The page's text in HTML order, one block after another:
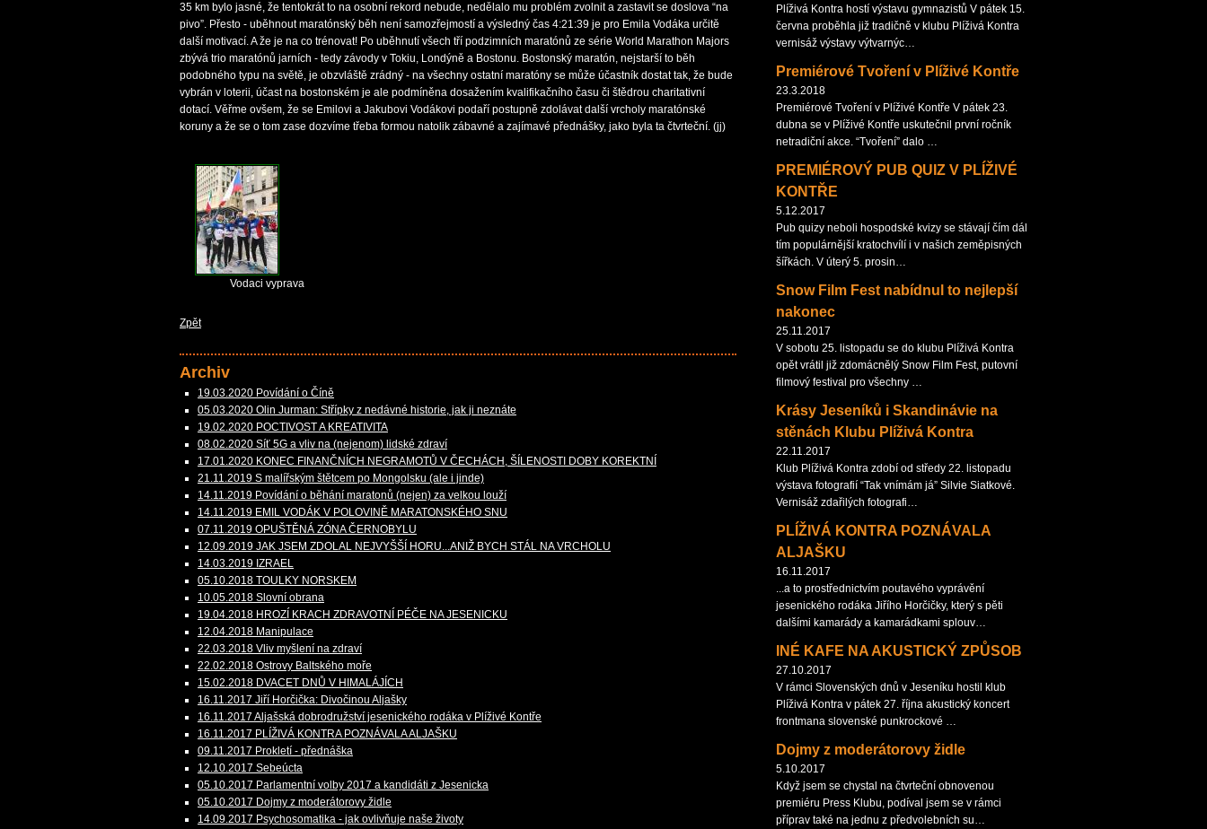
35 km bylo jasné, že tentokrát to na osobní rekord nebude, nedělalo mu problém zvolnit a zastavit se doslova “na
pivo”. Přesto - uběhnout maratónský běh není samozřejmostí a výsledný čas 4:21:39 je pro Emila Vodáka určitě
další motivací. A že je na co trénovat! Po uběhnutí všech tří podzimních maratónů ze série World Marathon Majors
zbývá trio maratónů jarních - tedy závody v Tokiu, Londýně a Bostonu. Bostonský maratón, nejstarší to běh
podobného typu na světě, je obzvláště zrádný - na všechny ostatní maratóny se může účastník dostat tak, že bude
vybrán v loterii, účast na bostonském je ale podmíněna dosažením kvalifikačního času či štědrou charitativní
dotací. Věřme ovšem, že se Emilovi a Jakubovi Vodákovi podaří postupně zdolávat další vrcholy maratónské
koruny a že se o tom zase dozvíme třeba formou natolik zábavné a zajímavé přednášky, jako byla ta čtvrteční. (jj)
Vodaci vyprava
Zpět
Archiv
19.03.2020 Povídání o Číně
05.03.2020 Olin Jurman: Střípky z nedávné historie, jak ji neznáte
19.02.2020 POCTIVOST A KREATIVITA
08.02.2020 Síť 5G a vliv na (nejenom) lidské zdraví
17.01.2020 KONEC FINANČNÍCH NEGRAMOTŮ V ČECHÁCH, ŠÍLENOSTI DOBY KOREKTNÍ
21.11.2019 S malířským štětcem po Mongolsku (ale i jinde)
14.11.2019 Povídání o běhání maratonů (nejen) za velkou louží
14.11.2019 EMIL VODÁK V POLOVINĚ MARATONSKÉHO SNU
07.11.2019 OPUŠTĚNÁ ZÓNA ČERNOBYLU
12.09.2019 JAK JSEM ZDOLAL NEJVYŠŠÍ HORU...ANIŽ BYCH STÁL NA VRCHOLU
14.03.2019 IZRAEL
05.10.2018 TOULKY NORSKEM
10.05.2018 Slovní obrana
19.04.2018 HROZÍ KRACH ZDRAVOTNÍ PÉČE NA JESENICKU
12.04.2018 Manipulace
22.03.2018 Vliv myšlení na zdraví
22.02.2018 Ostrovy Baltského moře
15.02.2018 DVACET DNŮ V HIMALÁJÍCH
16.11.2017 Jiří Horčička: Divočinou Aljašky
16.11.2017 Aljašská dobrodružství jesenického rodáka v Plíživé Kontře
16.11.2017 PLÍŽIVÁ KONTRA POZNÁVALA ALJAŠKU
09.11.2017 Prokletí - přednáška
12.10.2017 Sebeúcta
05.10.2017 Parlamentní volby 2017 a kandidáti z Jesenicka
05.10.2017 Dojmy z moderátorovy židle
14.09.2017 Psychosomatika - jak ovlivňuje naše životy
Plíživá Kontra hostí výstavu gymnazistů V pátek 15.
června proběhla již tradičně v klubu Plíživá Kontra
vernisáž výstavy výtvarnýc…
Premiérové Tvoření v Plíživé Kontře
23.3.2018
Premiérové Tvoření v Plíživé Kontře V pátek 23.
dubna se v Plíživé Kontře uskutečnil první ročník
netradiční akce. “Tvoření” dalo …
PREMIÉROVÝ PUB QUIZ V PLÍŽIVÉ
KONTŘE
5.12.2017
Pub quizy neboli hospodské kvizy se stávají čím dál
tím populárnější kratochvílí i v našich zeměpisných
šířkách. V úterý 5. prosin…
Snow Film Fest nabídnul to nejlepší
nakonec
25.11.2017
V sobotu 25. listopadu se do klubu Plíživá Kontra
opět vrátil již zdomácnělý Snow Film Fest, putovní
filmový festival pro všechny …
Krásy Jeseníků i Skandinávie na
stěnách Klubu Plíživá Kontra
22.11.2017
Klub Plíživá Kontra zdobí od středy 22. listopadu
výstava fotografií “Tak vnímám já” Silvie Siatkové.
Vernisáž zdařilých fotografi…
PLÍŽIVÁ KONTRA POZNÁVALA
ALJAŠKU
16.11.2017
...a to prostřednictvím poutavého vyprávění
jesenického rodáka Jiřího Horčičky, který s pěti
dalšími kamarády a kamarádkami splouv…
INÉ KAFE NA AKUSTICKÝ ZPŮSOB
27.10.2017
V rámci Slovenských dnů v Jeseníku hostil klub
Plíživá Kontra v pátek 27. října akustický koncert
frontmana slovenské punkrockové …
Dojmy z moderátorovy židle
5.10.2017
Když jsem se chystal na čtvrteční obnovenou
premiéru Press Klubu, podíval jsem se v rámci
příprav také na jednu z předvolebních su…